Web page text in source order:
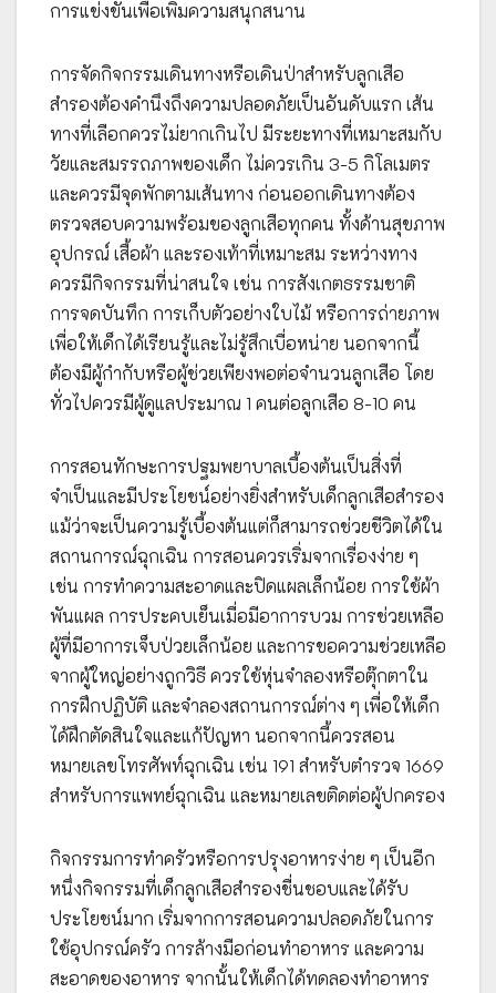
การแข่งขันเพื่อเพิ่มความสนุกสนาน
การจัดกิจกรรมเดินทางหรือเดินป่าสำหรับลูกเสือ
สำรองต้องคำนึงถึงความปลอดภัยเป็นอันดับแรก เส้น
ทางที่เลือกควรไม่ยากเกินไป มีระยะทางที่เหมาะสมกับ
วัยและสมรรถภาพของเด็ก ไม่ควรเกิน 3-5 กิโลเมตร
และควรมีจุดพักตามเส้นทาง ก่อนออกเดินทางต้อง
ตรวจสอบความพร้อมของลูกเสือทุกคน ทั้งด้านสุขภาพ
อุปกรณ์ เสื้อผ้า และรองเท้าที่เหมาะสม ระหว่างทาง
ควรมีกิจกรรมที่น่าสนใจ เช่น การสังเกตธรรมชาติ
การจดบันทึก การเก็บตัวอย่างใบไม้ หรือการถ่ายภาพ
เพื่อให้เด็กได้เรียนรู้และไม่รู้สึกเบื่อหน่าย นอกจากนี้
ต้องมีผู้กำกับหรือผู้ช่วยเพียงพอต่อจำนวนลูกเสือ โดย
ทั่วไปควรมีผู้ดูแลประมาณ 1 คนต่อลูกเสือ 8-10 คน
การสอนทักษะการปฐมพยาบาลเบื้องต้นเป็นสิ่งที่
จำเป็นและมีประโยชน์อย่างยิ่งสำหรับเด็กลูกเสือสำรอง
แม้ว่าจะเป็นความรู้เบื้องต้นแต่ก็สามารถช่วยชีวิตได้ใน
สถานการณ์ฉุกเฉิน การสอนควรเริ่มจากเรื่องง่าย ๆ
เช่น การทำความสะอาดและปิดแผลเล็กน้อย การใช้ผ้า
พันแผล การประคบเย็นเมื่อมีอาการบวม การช่วยเหลือ
ผู้ที่มีอาการเจ็บป่วยเล็กน้อย และการขอความช่วยเหลือ
จากผู้ใหญ่อย่างถูกวิธี ควรใช้หุ่นจำลองหรือตุ๊กตาใน
การฝึกปฏิบัติ และจำลองสถานการณ์ต่าง ๆ เพื่อให้เด็ก
ได้ฝึกตัดสินใจและแก้ปัญหา นอกจากนี้ควรสอน
หมายเลขโทรศัพท์ฉุกเฉิน เช่น 191 สำหรับตำรวจ 1669
สำหรับการแพทย์ฉุกเฉิน และหมายเลขติดต่อผู้ปกครอง
กิจกรรมการทำครัวหรือการปรุงอาหารง่าย ๆ เป็นอีก
หนึ่งกิจกรรมที่เด็กลูกเสือสำรองชื่นชอบและได้รับ
ประโยชน์มาก เริ่มจากการสอนความปลอดภัยในการ
ใช้อุปกรณ์ครัว การล้างมือก่อนทำอาหาร และความ
สะอาดของอาหาร จากนั้นให้เด็กได้ทดลองทำอาหาร